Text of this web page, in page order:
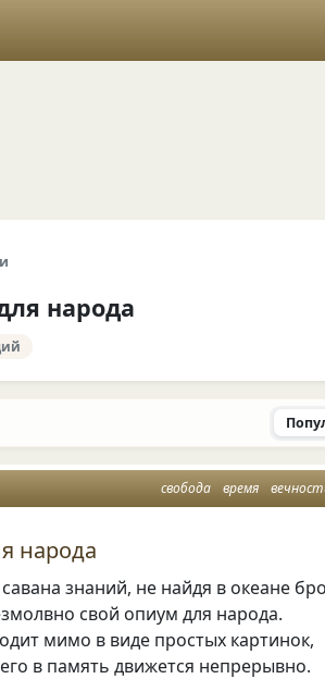
народа
свобода время
народа
знаний, не найдя в океане
свой опиум для народа.
мимо в виде простых картинок,
в память движется непрерывно.